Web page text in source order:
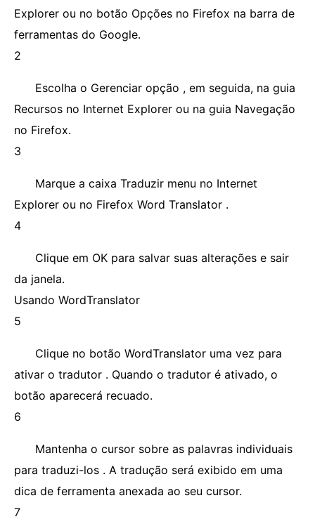
Explorer ou no botão Opções no Firefox na barra de
ferramentas do Google.
2
Escolha o Gerenciar opção , em seguida, na guia
Recursos no Internet Explorer ou na guia Navegação
no Firefox.
3
Marque a caixa Traduzir menu no Internet
Explorer ou no Firefox Word Translator .
4
Clique em OK para salvar suas alterações e sair
da janela.
Usando WordTranslator
5
Clique no botão WordTranslator uma vez para
ativar o tradutor . Quando o tradutor é ativado, o
botão aparecerá recuado.
6
Mantenha o cursor sobre as palavras individuais
para traduzi-los . A tradução será exibido em uma
dica de ferramenta anexada ao seu cursor.
7